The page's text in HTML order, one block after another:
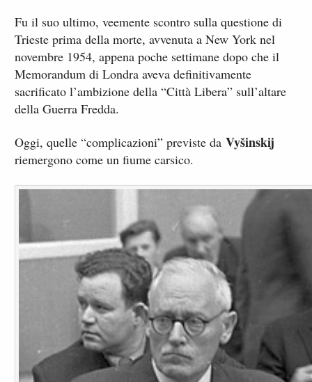
Fu il suo ultimo, veemente scontro sulla questione di
Trieste prima della morte, avvenuta a New York nel
novembre 1954, appena poche settimane dopo che il
Memorandum di Londra aveva definitivamente
sacrificato l’ambizione della “Città Libera” sull’altare
della Guerra Fredda.
Oggi, quelle “complicazioni” previste da Vyšinskij
riemergono come un fiume carsico.